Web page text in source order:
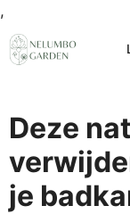
,
naar
de
Deze
je